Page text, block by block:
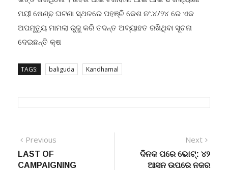
ମୟୀ ଷେଣ୍ଢ ଘଟଣା ସ୍ଥଳରେ ପହଞ୍ଚି କେଶ ନଂ.୪/୨୪ ରେ ଏକ
ଅପମୃତ୍ୟୁ ମାମଲା ରୁଜୁ କରି ତଦନ୍ତ ଅବ୍ୟାହତ ରଖିଥିବା ସୂଚନା
ଦେଇଛନ୍ତି କ୍ଷ
TAGS: baliguda Kandhamal
Post
navigation
Previous
LAST OF
CAMPAIGNING
Next
post:
ଦିନକ ପରେ ଭୋଟ୍: ୪୨
ଆସନ ଉପରେ ନଜର